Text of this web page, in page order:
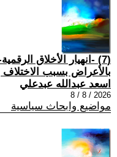
(7) -انهيار الأخلاق
بالأعراض بسبب الاختلاف
اسعد عبدالله عبدعلي
2026 / 8 / 8
مواضيع وابحاث سياسية